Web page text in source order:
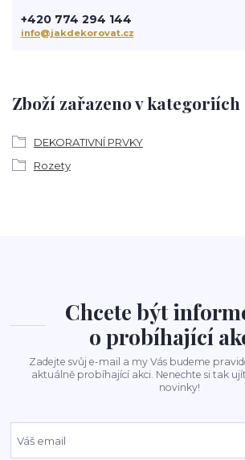
Zboží zařazeno v kategoriích
DEKORATIVNÍ PRVKY
Rozety
+420 774 294 144
info@jakdekorovat.cz
Chcete být
o probíhající
Zadejte svůj e-mail a my Vás budeme
aktuálně probíhající akci. Nenechte si tak
novinky!